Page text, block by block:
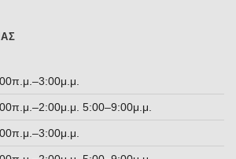
5:00–9:00μ.μ.